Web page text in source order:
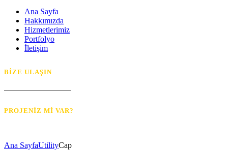
Ana Sayfa
Hakkımızda
Hizmetlerimiz
Portfolyo
İletişim
BİZE ULAŞIN
PROJENİZ Mİ VAR?
Ana SayfaUtilityCap